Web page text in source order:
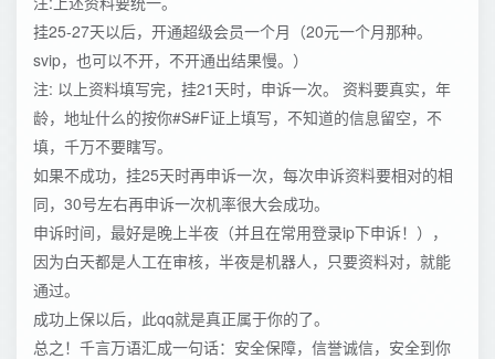
挂25-27天以后，开通超级会员一个月（20元一个月那种。
svip，也可以不开，不开通出结果慢。）
注: 以上资料填写完，挂21天时，申诉一次。 资料要真实，年
龄，地址什么的按你#S#F证上填写，不知道的信息留空，不
填，千万不要瞎写。
如果不成功，挂25天时再申诉一次，每次申诉资料要相对的相
同，30号左右再申诉一次机率很大会成功。
申诉时间，最好是晚上半夜（并且在常用登录ip下申诉！），
因为白天都是人工在审核，半夜是机器人，只要资料对，就能
通过。
成功上保以后，此qq就是真正属于你的了。
总之！千言万语汇成一句话：安全保障，信誉诚信，安全到你